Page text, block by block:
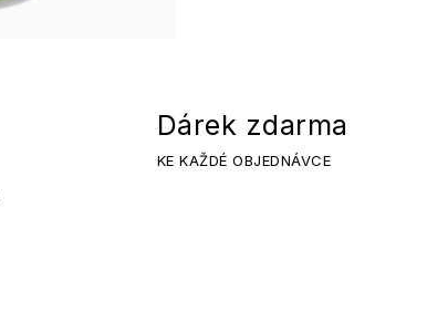
Dárek zdarma
KE KAŽDÉ OBJEDNÁVCE